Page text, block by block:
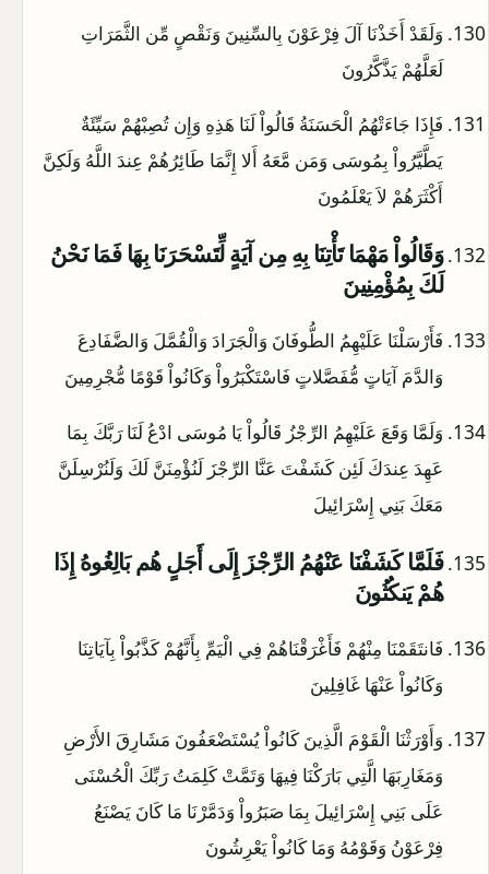
وَلَقَدْ أَخَذْنَا آلَ فِرْعَوْنَ بِالسِّنِينَ وَنَقْصٍ مِّن الثَّمَرَاتِ
لَعَلَّهُمْ يَذَّكَّرُونَ
فَإِذَا جَاءَتْهُمُ الْحَسَنَةُ قَالُواْ لَنَا هَذِهِ وَإِن تُصِبْهُمْ سَيِّئَةٌ
يَطَّيَّرُواْ بِمُوسَى وَمَن مَّعَهُ أَلا إِنَّمَا طَائِرُهُمْ عِندَ اللَّهُ وَلَكِنَّ
أَكْثَرَهُمْ لاَ يَعْلَمُونَ
وَقَالُواْ مَهْمَا تَأْتِنَا بِهِ مِن آيَةٍ لِّتَسْحَرَنَا بِهَا فَمَا نَحْنُ
لَكَ بِمُؤْمِنِينَ
فَأَرْسَلْنَا عَلَيْهِمُ الطُّوفَانَ وَالْجَرَادَ وَالْقُمَّلَ وَالضَّفَادِعَ
وَالدَّمَ آيَاتٍ مُّفَصَّلاتٍ فَاسْتَكْبَرُواْ وَكَانُواْ قَوْمًا مُّجْرِمِينَ
وَلَمَّا وَقَعَ عَلَيْهِمُ الرِّجْزُ قَالُواْ يَا مُوسَى ادْعُ لَنَا رَبَّكَ بِمَا
عَهِدَ عِندَكَ لَئِن كَشَفْتَ عَنَّا الرِّجْزَ لَنُؤْمِنَنَّ لَكَ وَلَنُرْسِلَنَّ
مَعَكَ بَنِي إِسْرَائِيلَ
فَلَمَّا كَشَفْنَا عَنْهُمُ الرِّجْزَ إِلَى أَجَلٍ هُم بَالِغُوهُ إِذَا
هُمْ يَنكُثُونَ
فَانتَقَمْنَا مِنْهُمْ فَأَغْرَقْنَاهُمْ فِي الْيَمِّ بِأَنَّهُمْ كَذَّبُواْ بِآيَاتِنَا
وَكَانُواْ عَنْهَا غَافِلِينَ
وَأَوْرَثْنَا الْقَوْمَ الَّذِينَ كَانُواْ يُسْتَضْعَفُونَ مَشَارِقَ الأَرْضِ
وَمَغَارِبَهَا الَّتِي بَارَكْنَا فِيهَا وَتَمَّتْ كَلِمَتُ رَبِّكَ الْحُسْنَى
عَلَى بَنِي إِسْرَائِيلَ بِمَا صَبَرُواْ وَدَمَّرْنَا مَا كَانَ يَصْنَعُ
فِرْعَوْنُ وَقَوْمُهُ وَمَا كَانُواْ يَعْرِشُونَ